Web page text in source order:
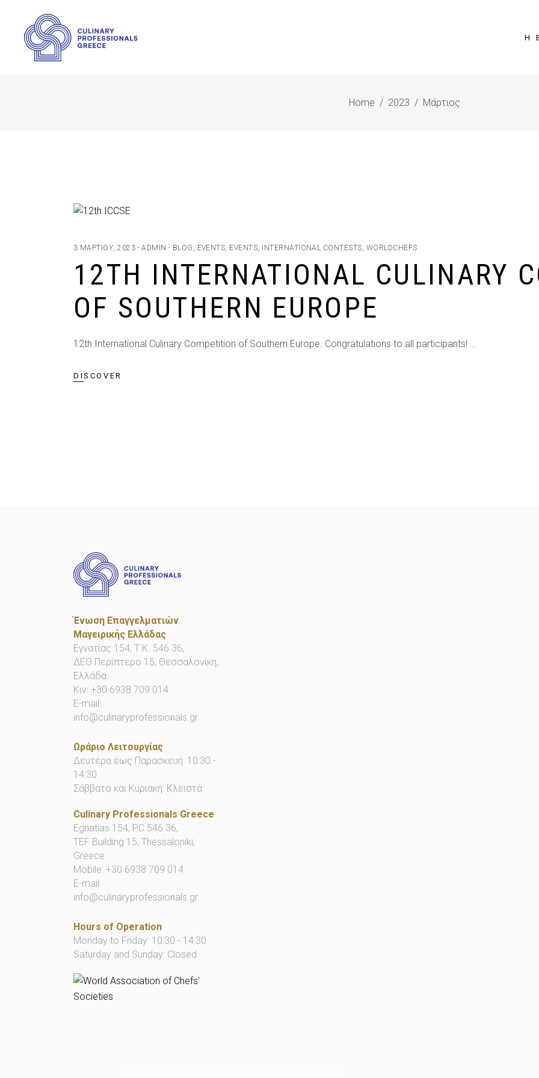
Η
Home / 2023 / Μάρτιος
3 ΜΑΡΤΊΟΥ, 2023 ADMIN BLOG EVENTS EVENTS INTERNATIONAL CONTESTS WORLDCHEFS
12TH INTERNATIONAL CULINARY
OF SOUTHERN EUROPE
12th International Culinary Competition of Southern Europe. Congratulations to all participants!
DISCOVER
Ένωση Επαγγελματιών
Μαγειρικής Ελλάδας
Εγνατίας 154, Τ.Κ. 546 36,
ΔΕΘ Περίπτερο 15, Θεσσαλονίκη,
Ελλάδα
Κιν: +30 6938 709 014
E-mail:
info@culinaryprofessionals.gr
Ωράριο Λειτουργίας
Δευτέρα έως Παρασκευή: 10:30 -
14:30
Σάββατο και Κυριακή: Κλειστά
Culinary Professionals Greece
Egnatias 154, PC 546 36,
TEF Building 15, Thessaloniki,
Greece
Mobile: +30 6938 709 014
E-mail:
info@culinaryprofessionals.gr
Hours of Operation
Monday to Friday: 10:30 - 14:30
Saturday and Sunday: Closed